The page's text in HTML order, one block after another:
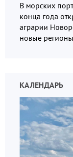
В морских
конца года
аграрии
новые
КАЛЕНДАРЬ